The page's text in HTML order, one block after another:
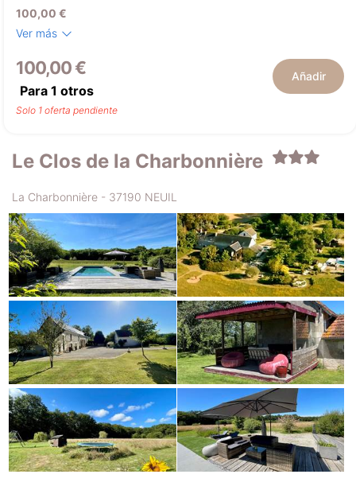
100,00 €
Ver más
100,00 €
Para 1 otros
Añadir
Solo 1 oferta pendiente
Le Clos de la Charbonnière
La Charbonnière - 37190 NEUIL